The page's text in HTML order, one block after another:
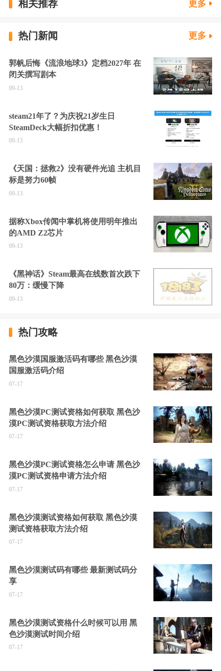
相关推荐 更多
热门新闻 更多
郭帆后悔《流浪地球3》定档2027年 在
闭关撰写剧本
09-13
steam21年了？为庆祝21岁生日
SteamDeck大幅折扣优惠！
09-13
《天国：拯救2》没有硬件光追 主机目
标是努力60帧
09-13
据称Xbox传闻中掌机将使用明年推出
的AMD Z2芯片
09-13
《黑神话》Steam最高在线数首次跌下
80万：缓慢下降
09-13
热门攻略
黑色沙漠国服激活码有哪些 黑色沙漠
国服激活码介绍
07-17
黑色沙漠PC测试资格如何获取 黑色沙
漠PC测试资格获取方法介绍
07-17
黑色沙漠PC测试资格怎么申请 黑色沙
漠PC测试资格申请方法介绍
07-17
黑色沙漠测试资格如何获取 黑色沙漠
测试资格获取方法介绍
07-17
黑色沙漠测试码有哪些 最新测试码分
享
07-17
黑色沙漠测试资格什么时候可以用 黑
色沙漠测试时间介绍
07-17